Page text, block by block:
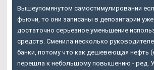
Вышеупомянутом самостимулировании
фьючи, то они записаны в депозитарии
достаточно серьезное уменьшение
средств. Сменила несколько
банки, потому что как дешевеющая нефть
перешла к небольшому повышению - ред.